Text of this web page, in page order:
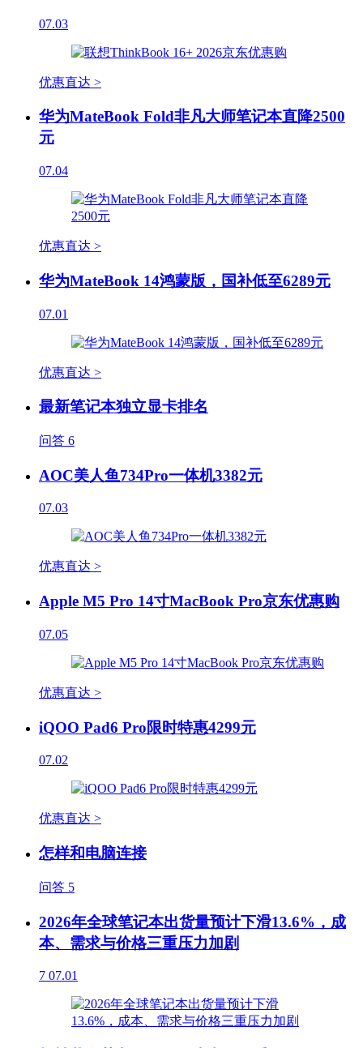
07.03
优惠直达 >
华为MateBook Fold非凡大师笔记本直降2500
元
07.04
优惠直达 >
华为MateBook 14鸿蒙版，国补低至6289元
07.01
优惠直达 >
最新笔记本独立显卡排名
问答 6
AOC美人鱼734Pro一体机3382元
07.03
优惠直达 >
Apple M5 Pro 14寸MacBook Pro京东优惠购
07.05
优惠直达 >
iQOO Pad6 Pro限时特惠4299元
07.02
优惠直达 >
怎样和电脑连接
问答 5
2026年全球笔记本出货量预计下滑13.6%，成
本、需求与价格三重压力加剧
7 07.01